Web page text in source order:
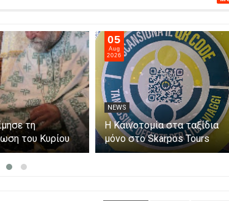
τη
του Κυρίου
05
Aug
2026
NEWS
Η Καινοτομία στα ταξίδια
μόνο στο Skarpos Tours
Parga